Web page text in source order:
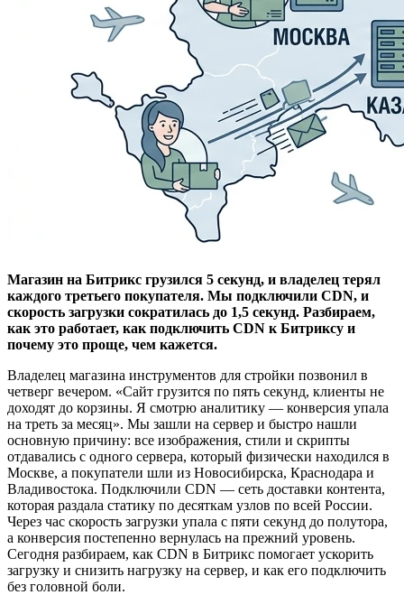
Магазин на Битрикс грузился 5 секунд, и владелец терял
каждого третьего покупателя. Мы подключили CDN, и
скорость загрузки сократилась до 1,5 секунд. Разбираем,
как это работает, как подключить CDN к Битриксу и
почему это проще, чем кажется.
Владелец магазина инструментов для стройки позвонил в
четверг вечером. «Сайт грузится по пять секунд, клиенты не
доходят до корзины. Я смотрю аналитику — конверсия упала
на треть за месяц». Мы зашли на сервер и быстро нашли
основную причину: все изображения, стили и скрипты
отдавались с одного сервера, который физически находился в
Москве, а покупатели шли из Новосибирска, Краснодара и
Владивостока. Подключили CDN — сеть доставки контента,
которая раздала статику по десяткам узлов по всей России.
Через час скорость загрузки упала с пяти секунд до полутора,
а конверсия постепенно вернулась на прежний уровень.
Сегодня разбираем, как CDN в Битрикс помогает ускорить
загрузку и снизить нагрузку на сервер, и как его подключить
без головной боли.